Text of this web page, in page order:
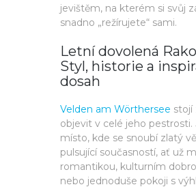
jevištěm, na kterém si svůj
snadno „režírujete“ sami.
Letní dovolená
Styl, historie a
dosah
Velden am Wörthersee stojí
objevit v celé jeho pestrosti.
místo, kde se snoubí zlatý
pulsující současností, ať už
romantikou, kulturním
nebo jednoduše pokoji s